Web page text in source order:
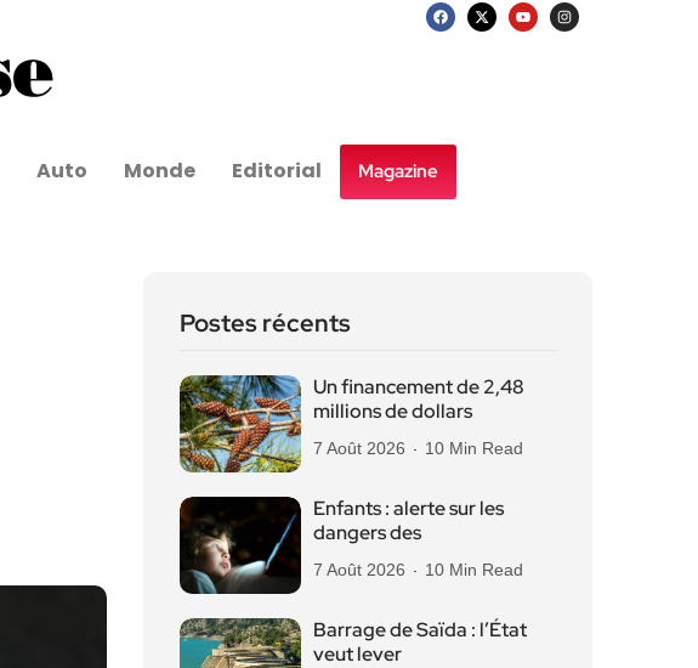
Auto Monde Editorial Magazine
Postes récents
Un financement de 2,48
millions de dollars
7 Août 2026 10 Min Read
Enfants : alerte sur les
dangers des
7 Août 2026 10 Min Read
Barrage de Saïda : l’État
veut lever